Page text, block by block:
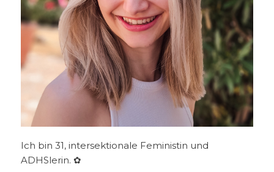
Ich bin 31, intersektionale Feministin und
ADHSlerin. ✿